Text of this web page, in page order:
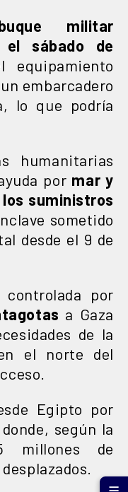
militar
el sábado de
equipamiento
embarcadero
lo que podría
humanitarias
por mar y
suministros
sometido
desde el 9 de
por
a Gaza
de la
el norte del
Egipto por
según la
millones de